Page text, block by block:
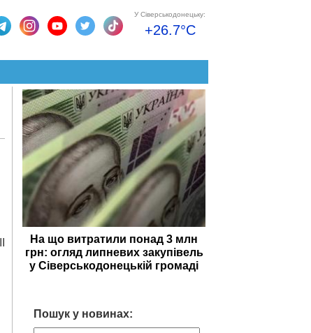
У Сіверськодонецьку:
+26.7°C
На що витратили понад 3 млн
грн: огляд липневих закупівель
у Сіверськодонецькій громаді
Пошук у новинах: